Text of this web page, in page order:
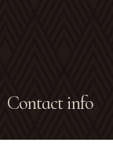
Contact info